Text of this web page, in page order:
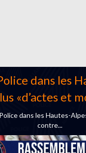
dans
«d’actes et
dans les Hautes-
contre...